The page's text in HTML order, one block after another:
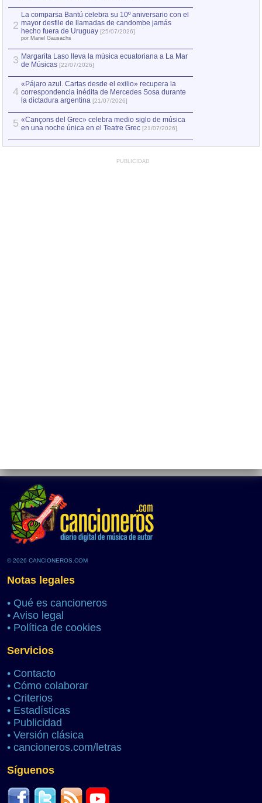
2
La comparsa Bantú celebra su 10º aniversario con el
mayor desfile de llamadas de candombe jamás
hecho fuera de Uruguay [25/07/2026]
por Manel Gausachs
3 Margarita Laso lleva la música ecuatoriana a La Mar
de Músicas [22/07/2026]
4
«Pájaro azul. Cartas desde el exilio» recupera la
correspondencia inédita de Mercedes Sosa durante
la dictadura argentina [21/07/2026]
5 «Cançons del Grec» celebra medio siglo de música
en una noche única en el Teatre Grec [21/07/2026]
PUBLICIDAD
© 2026 CANCIONEROS.COM
Notas legales
• Qué es cancioneros
• Aviso legal
• Política de cookies
Servicios
• Contacto
• Cómo colaborar
• Criterios
• Estadísticas
• Publicidad
• Versión clásica
• cancioneros.com/letras
Síguenos